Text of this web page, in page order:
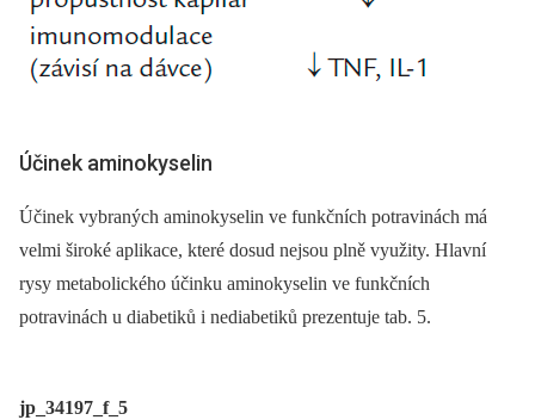
Účinek aminokyselin
Účinek vybraných aminokyselin ve funkčních potravinách má
velmi široké aplikace, které dosud ne­jsou plně využity. Hlavní
rysy metabolického účinku aminokyselin ve funkčních
potravinách u diabetiků i nediabetiků prezentuje tab. 5.
jp_34197_f_5